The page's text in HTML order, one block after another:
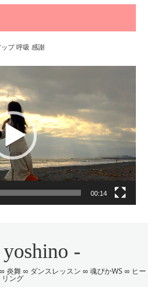
プ 呼吸 感謝
00:14
-
炎舞 ∞ ダンスレッスン ∞ 魂ぴかWS ∞ ヒー
リング